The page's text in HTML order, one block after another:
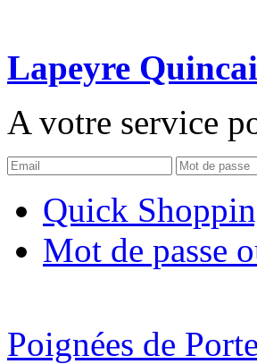
Lapeyre
A votre service
Quick
Mot de passe
Poignées de Porte